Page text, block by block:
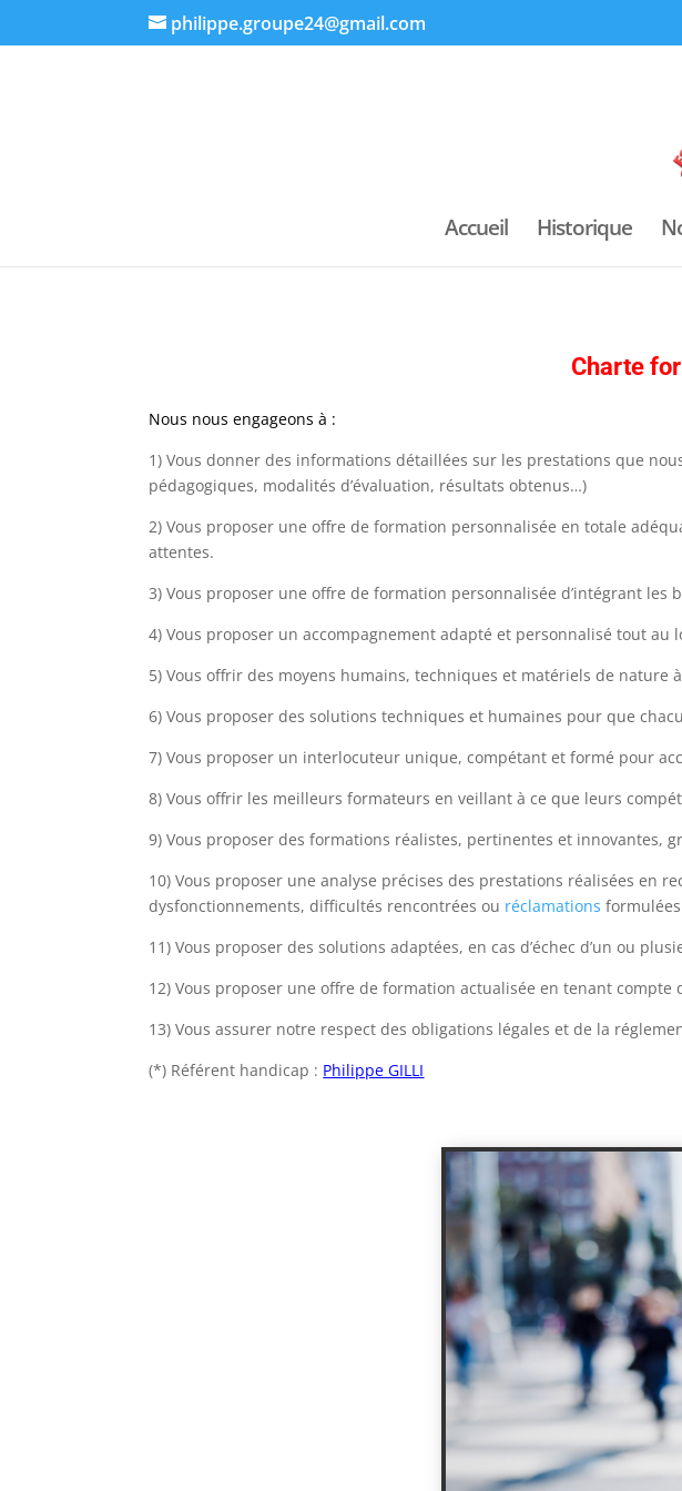
philippe.groupe24@gmail.com
Accueil Historique
Charte
Nous nous engageons à :
1) Vous donner des informations détaillées sur les prestations que
pédagogiques, modalités d’évaluation, résultats obtenus…)
2) Vous proposer une offre de formation personnalisée en totale
attentes.
3) Vous proposer une offre de formation personnalisée d’intégrant
4) Vous proposer un accompagnement adapté et personnalisé tout
5) Vous offrir des moyens humains, techniques et matériels de nature
6) Vous proposer des solutions techniques et humaines pour que
7) Vous proposer un interlocuteur unique, compétant et formé pour
8) Vous offrir les meilleurs formateurs en veillant à ce que leurs
9) Vous proposer des formations réalistes, pertinentes et innovantes,
10) Vous proposer une analyse précises des prestations réalisées en
dysfonctionnements, difficultés rencontrées ou réclamations
11) Vous proposer des solutions adaptées, en cas d’échec d’un ou
12) Vous proposer une offre de formation actualisée en tenant
13) Vous assurer notre respect des obligations légales et de la
(*) Référent handicap : Philippe GILLI